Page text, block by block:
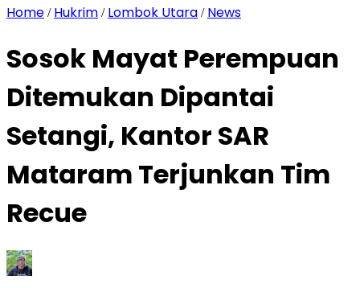
Home / Hukrim / Lombok Utara / News
Sosok Mayat Perempuan
Ditemukan Dipantai
Setangi, Kantor SAR
Mataram Terjunkan Tim
Recue